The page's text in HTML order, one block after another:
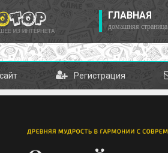
ГЛАВНАЯ
домашняя страница
Регистрация